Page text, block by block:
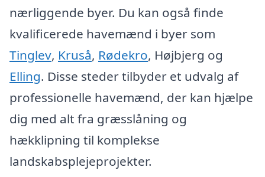
nærliggende byer. Du kan også finde
kvalificerede havemænd i byer som
Tinglev, Kruså, Rødekro, Højbjerg og
Elling. Disse steder tilbyder et udvalg af
professionelle havemænd, der kan hjælpe
dig med alt fra græsslåning og
hækklipning til komplekse
landskabsplejeprojekter.